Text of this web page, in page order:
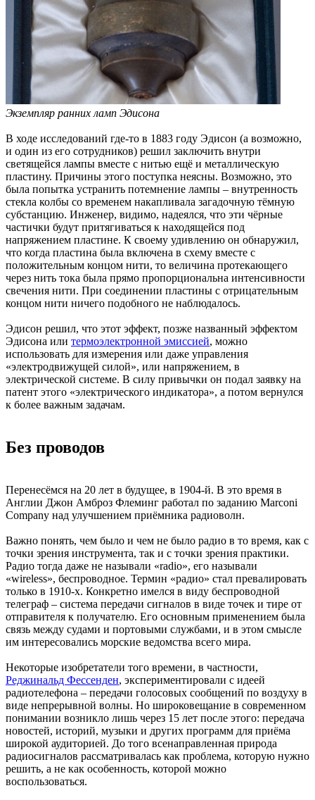
Экземпляр ранних ламп Эдисона
В ходе исследований где-то в 1883 году Эдисон (а возможно,
и один из его сотрудников) решил заключить внутри
светящейся лампы вместе с нитью ещё и металлическую
пластину. Причины этого поступка неясны. Возможно, это
была попытка устранить потемнение лампы – внутренность
стекла колбы со временем накапливала загадочную тёмную
субстанцию. Инженер, видимо, надеялся, что эти чёрные
частички будут притягиваться к находящейся под
напряжением пластине. К своему удивлению он обнаружил,
что когда пластина была включена в схему вместе с
положительным концом нити, то величина протекающего
через нить тока была прямо пропорциональна интенсивности
свечения нити. При соединении пластины с отрицательным
концом нити ничего подобного не наблюдалось.
Эдисон решил, что этот эффект, позже названный эффектом
Эдисона или термоэлектронной эмиссией, можно
использовать для измерения или даже управления
«электродвижущей силой», или напряжением, в
электрической системе. В силу привычки он подал заявку на
патент этого «электрического индикатора», а потом вернулся
к более важным задачам.
Без проводов
Перенесёмся на 20 лет в будущее, в 1904-й. В это время в
Англии Джон Амброз Флеминг работал по заданию Marconi
Company над улучшением приёмника радиоволн.
Важно понять, чем было и чем не было радио в то время, как с
точки зрения инструмента, так и с точки зрения практики.
Радио тогда даже не называли «radio», его называли
«wireless», беспроводное. Термин «радио» стал превалировать
только в 1910-х. Конкретно имелся в виду беспроводной
телеграф – система передачи сигналов в виде точек и тире от
отправителя к получателю. Его основным применением была
связь между судами и портовыми службами, и в этом смысле
им интересовались морские ведомства всего мира.
Некоторые изобретатели того времени, в частности,
Реджинальд Фессенден, экспериментировали с идеей
радиотелефона – передачи голосовых сообщений по воздуху в
виде непрерывной волны. Но широковещание в современном
понимании возникло лишь через 15 лет после этого: передача
новостей, историй, музыки и других программ для приёма
широкой аудиторией. До того всенаправленная природа
радиосигналов рассматривалась как проблема, которую нужно
решить, а не как особенность, которой можно
воспользоваться.